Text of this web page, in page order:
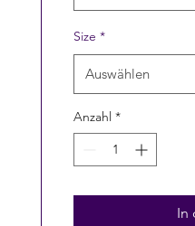
Size *
Auswählen
Anzahl *
In